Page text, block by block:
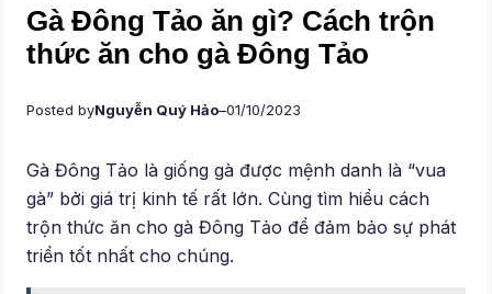
Gà Đông Tảo ăn gì? Cách trộn
thức ăn cho gà Đông Tảo
Posted byNguyễn Quý Hảo–01/10/2023
Gà Đông Tảo là giống gà được mệnh danh là “vua
gà” bởi giá trị kinh tế rất lớn. Cùng tìm hiểu cách
trộn thức ăn cho gà Đông Tảo để đảm bảo sự phát
triển tốt nhất cho chúng.